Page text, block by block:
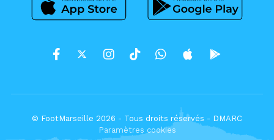
© FootMarseille 2026 - Tous droits réservés - DMARC
Paramètres cookies